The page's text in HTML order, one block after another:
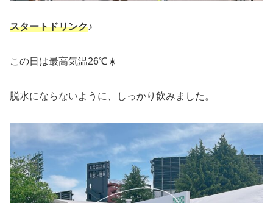
スタートドリンク♪
この日は最高気温26℃☀️
脱水にならないように、しっかり飲みました。